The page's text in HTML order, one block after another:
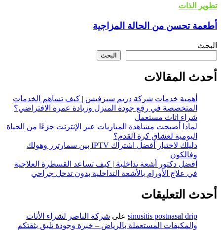
تطوير الذات
أطعمة تحسن من الحالة المزاجية
البحث
البحث
أحدث المقالات
أهمية خدمات شركة دريم سيرفيس | كيف تساهم الخدمات
المتخصصة في رفع جودة المنزل وزيادة عمره الافتراضي؟
شراء اثاث مستعمل
لماذا أصبحت مشاهدة المباريات عبر الإنترنت جزءًا من الحياة
اليومية لعشاق كرة القدم؟
دليلك لاختيار أفضل اشتراك IPTV بين سمارترز وهولك
وفالكون
أفضل دكتور أشعة تداخلية | كيف تساعد القسطرة العلاجية
في علاج الأورام بالأشعة التداخلية بدون تدخل جراحي
أحدث التعليقات
sinusitis postnasal drip على شركة الناصر لشراء الأثاث
والمكيفات المستعملة بالرياض – خبرة وجودة تليق بثقتكم